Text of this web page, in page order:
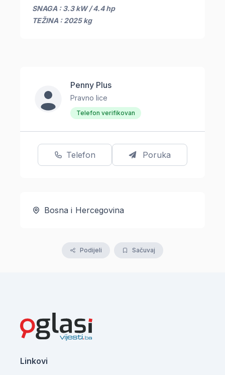
SNAGA : 3.3 kW / 4.4 hp
TEŽINA : 2025 kg
Penny Plus
Pravno lice
Telefon verifikovan
Telefon Poruka
Bosna i Hercegovina
Podijeli Sačuvaj
Linkovi